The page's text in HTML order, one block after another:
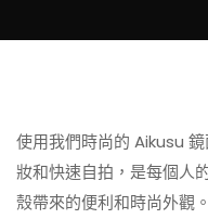
使用我們時尚的 Aikusu
妝和快速自拍，是每個人
殼帶來的便利和時尚外觀